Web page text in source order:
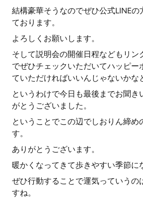
結構豪華そうなのでぜひ公式LINEの
ております。
よろしくお願いします。
そして説明会の開催日程などもリン
でぜひチェックいただいてハッピー
ていただければいいんじゃないかな
というわけで今日も最後までお聞き
がとうございました。
ということでこの辺でしおりん締め
す。
ありがとうございます。
暖かくなってきて歩きやすい季節に
ぜひ行動することで運気っていうの
すね。